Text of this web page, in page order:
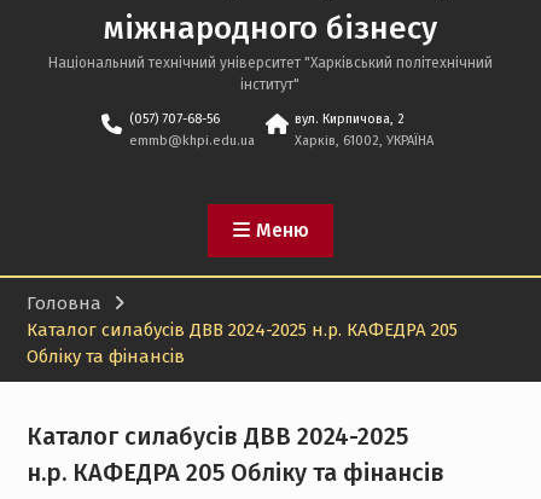
Міжнародному тижні
підготовки персоналу у
Запрошуємо на
презентацію принципово
дистанційної БІЗНЕС-
міжнародного бізнесу
Національний технічний університет "Харківський політехнічний
інститут"
(057) 707-68-56
emmb@khpi.edu.ua
вул. Кирпичова, 2
Харків, 61002, УКРАЇНА
Меню
Головна
Каталог силабусів ДВВ 2024-2025 н.р. КАФЕДРА 205
Обліку та фінансів
Каталог силабусів ДВВ 2024-2025
н.р. КАФЕДРА 205 Обліку та фінансів